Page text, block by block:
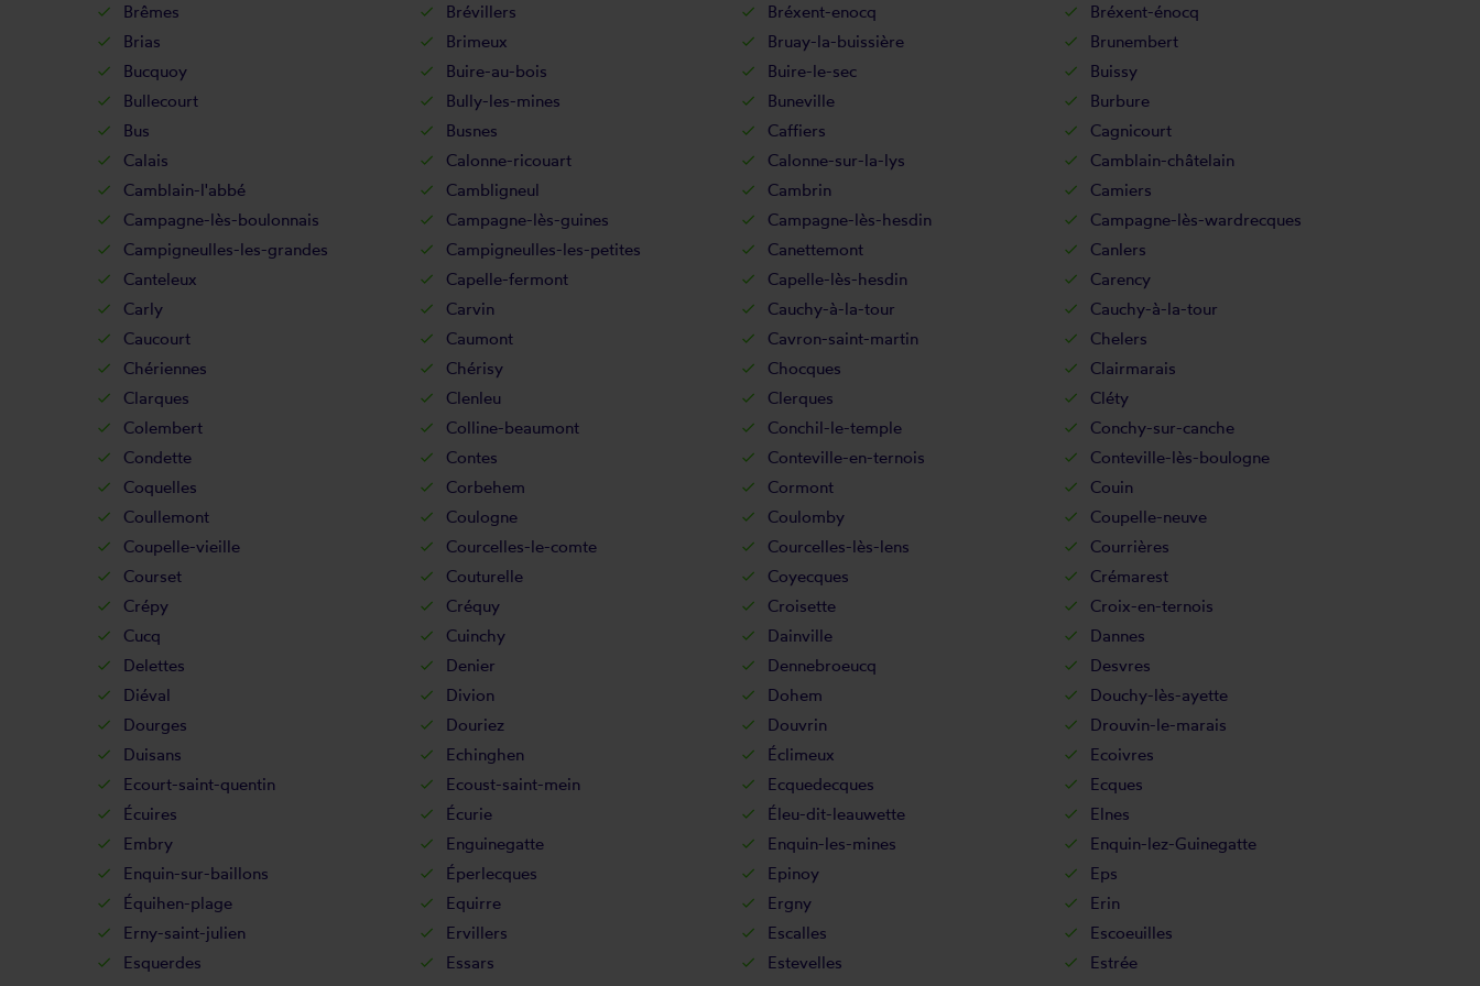
Brêmes
Brévillers Bréxent-enocq
Bréxent-énocq
Brias
Brimeux Bruay-la-buissière
Brunembert
Bucquoy
Buire-au-bois Buire-le-sec
Buissy
Bullecourt
Bully-les-mines Buneville
Burbure
Bus
Busnes Caffiers
Cagnicourt
Calais
Calonne-ricouart Calonne-sur-la-lys
Camblain-châtelain
Camblain-l'abbé
Cambligneul Cambrin
Camiers
Campagne-lès-boulonnais
Campagne-lès-guines Campagne-lès-hesdin
Campagne-lès-wardrecques
Campigneulles-les-grandes
Campigneulles-les-petites Canettemont
Canlers
Canteleux
Capelle-fermont Capelle-lès-hesdin
Carency
Carly
Carvin Cauchy-à-la-tour
Cauchy-à-la-tour
Caucourt
Caumont Cavron-saint-martin
Chelers
Chériennes
Chérisy Chocques
Clairmarais
Clarques
Clenleu Clerques
Cléty
Colembert
Colline-beaumont Conchil-le-temple
Conchy-sur-canche
Condette
Contes Conteville-en-ternois
Conteville-lès-boulogne
Coquelles
Corbehem Cormont
Couin
Coullemont
Coulogne Coulomby
Coupelle-neuve
Coupelle-vieille
Courcelles-le-comte Courcelles-lès-lens
Courrières
Courset
Couturelle Coyecques
Crémarest
Crépy
Créquy Croisette
Croix-en-ternois
Cucq
Cuinchy Dainville
Dannes
Delettes
Denier Dennebroeucq
Desvres
Diéval
Divion Dohem
Douchy-lès-ayette
Dourges
Douriez Douvrin
Drouvin-le-marais
Duisans
Echinghen Éclimeux
Ecoivres
Ecourt-saint-quentin
Ecoust-saint-mein Ecquedecques
Ecques
Écuires
Écurie Éleu-dit-leauwette
Elnes
Embry
Enguinegatte Enquin-les-mines
Enquin-lez-Guinegatte
Enquin-sur-baillons
Éperlecques Epinoy
Eps
Équihen-plage
Equirre Ergny
Erin
Erny-saint-julien
Ervillers Escalles
Escoeuilles
Esquerdes
Essars Estevelles
Estrée